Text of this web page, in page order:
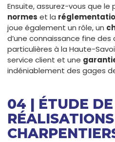
Ensuite, assurez-vous que
normes et la
joue également un rôle, un
d’une connaissance fine
particulières à la Haute-
service client et une
indéniablement des gages
04 | ÉTUDE DE